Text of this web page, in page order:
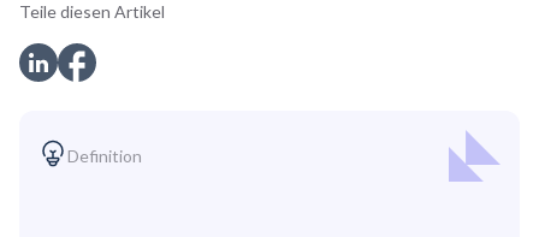
Definition
Teile diesen Artikel